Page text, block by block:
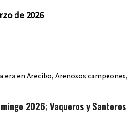
de 2026
2026; Vaqueros y Santeros